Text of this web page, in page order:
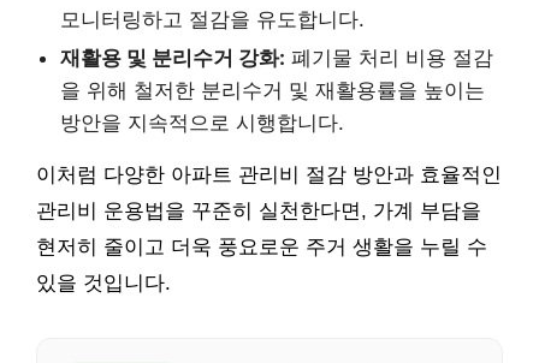
모니터링하고 절감을 유도합니다.
재활용 및 분리수거 강화: 폐기물 처리 비용 절감
을 위해 철저한 분리수거 및 재활용률을 높이는
방안을 지속적으로 시행합니다.
이처럼 다양한 아파트 관리비 절감 방안과 효율적인
관리비 운용법을 꾸준히 실천한다면, 가계 부담을
현저히 줄이고 더욱 풍요로운 주거 생활을 누릴 수
있을 것입니다.